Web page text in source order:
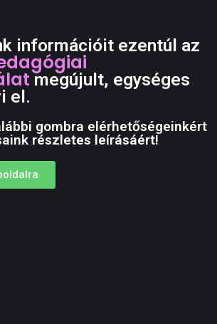
információit ezentúl az
megújult, egységes
el.
gombra elérhetőségeinkért
részletes leírásáért!